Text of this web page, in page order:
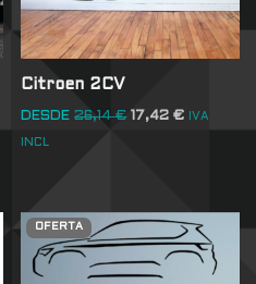
Citroen 2CV
DESDE 26,14€ 17,42€ IVA
INCL
OFERTA